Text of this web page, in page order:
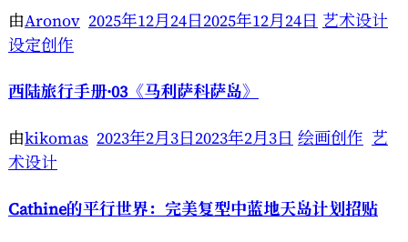
由Aronov 2025年12月24日2025年12月24日 艺术设计
设定创作
西陆旅行手册·03《马利萨科萨岛》
由kikomas 2023年2月3日2023年2月3日 绘画创作 艺
术设计
Cathine的平行世界：完美复型中蓝地天岛计划招贴